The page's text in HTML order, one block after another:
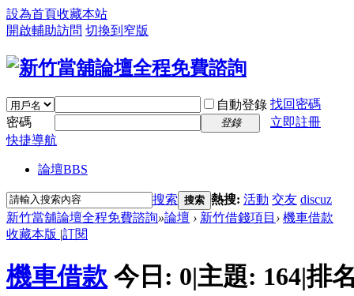
設為首頁收藏本站
開啟輔助訪問 切換到窄版
自動登錄 找回密碼
密碼
登錄
立即註冊
快捷導航
論壇BBS
搜索 搜索 熱搜: 活動 交友 discuz
新竹當舖論壇全程免費諮詢»論壇 › 新竹借錢項目 › 機車借款
收藏本版 |訂閱
機車借款 今日: 0|主題: 164|排